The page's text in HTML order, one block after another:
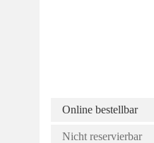
Online bestellbar
Nicht reservierbar